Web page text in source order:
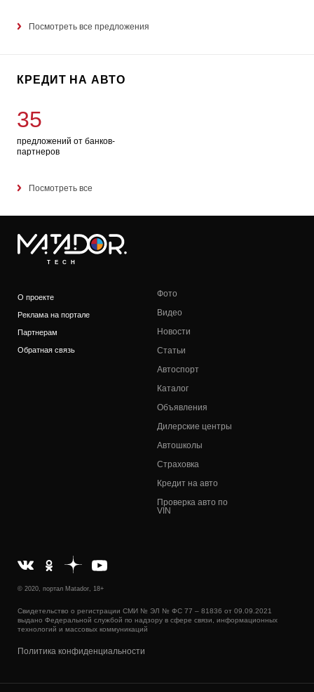
Посмотреть все предложения
КРЕДИТ НА АВТО
35
предложений от банков-
партнеров
Посмотреть все
TECH
О проекте
Реклама на портале
Партнерам
Обратная связь
Фото
Видео
Новости
Статьи
Автоспорт
Каталог
Объявления
Дилерские центры
Автошколы
Страховка
Кредит на авто
Проверка авто по
VIN
© 2020, портал Matador, 18+
Свидетельство о регистрации СМИ № ЭЛ № ФС 77 – 81836 от 09.09.2021
выдано Федеральной службой по надзору в сфере связи, информационных
технологий и массовых коммуникаций
Политика конфиденциальности